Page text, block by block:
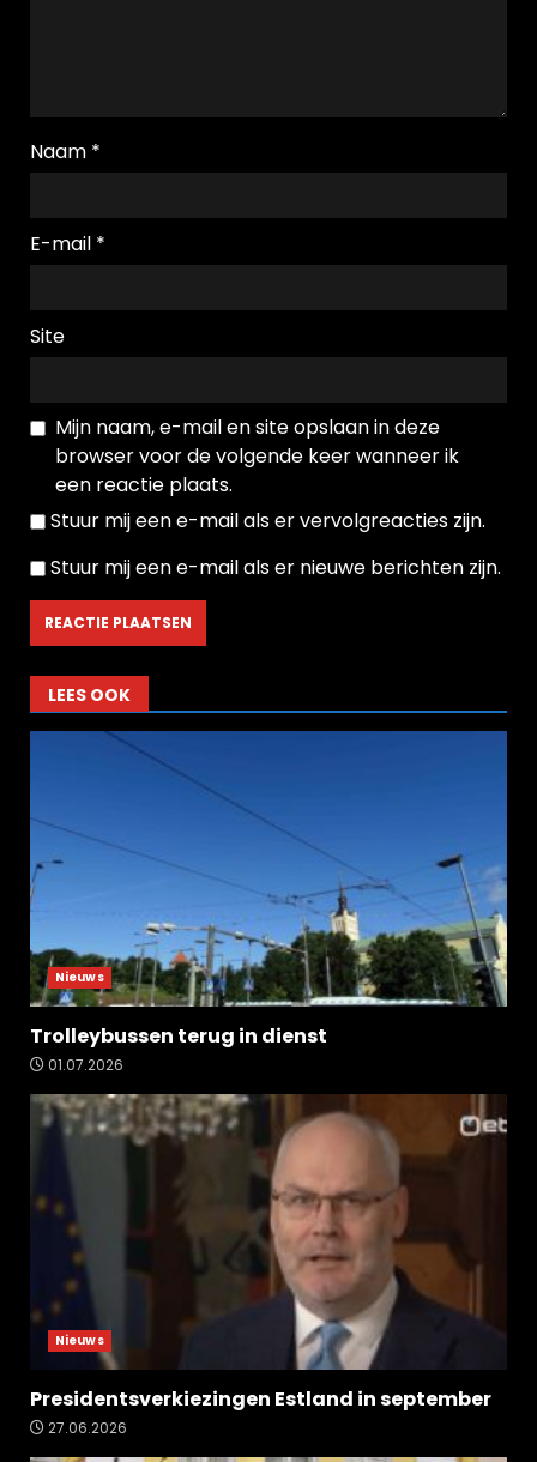
Naam *
E-mail *
Site
Mijn naam, e-mail en site opslaan in deze
browser voor de volgende keer wanneer ik
een reactie plaats.
Stuur mij een e-mail als er vervolgreacties zijn.
Stuur mij een e-mail als er nieuwe berichten zijn.
LEES OOK
Nieuws
Trolleybussen terug in dienst
01.07.2026
Nieuws
Presidentsverkiezingen Estland in september
27.06.2026